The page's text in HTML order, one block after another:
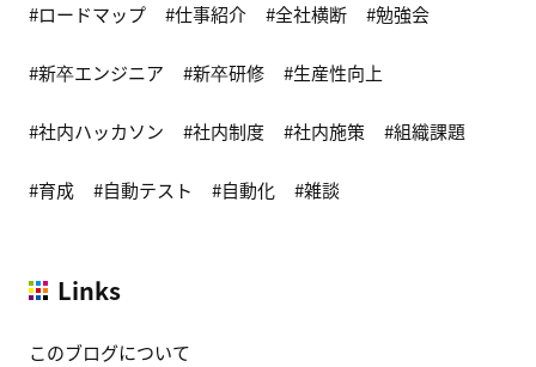
ロードマップ 仕事紹介 全社横断 勉強会
新卒エンジニア 新卒研修 生産性向上
社内ハッカソン 社内制度 社内施策 組織課題
育成 自動テスト 自動化 雑談
Links
このブログについて